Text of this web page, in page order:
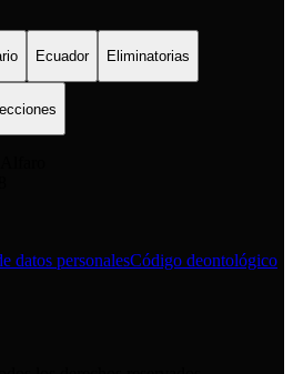
Ecuador Eliminatorias
datos personalesCódigo deontológico